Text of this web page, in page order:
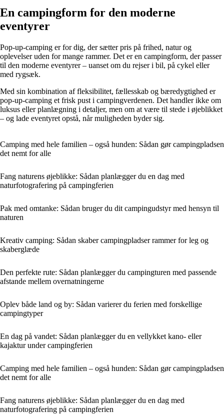
En campingform for den moderne
eventyrer
Pop-up-camping er for dig, der sætter pris på frihed, natur og
oplevelser uden for mange rammer. Det er en campingform, der passer
til den moderne eventyrer – uanset om du rejser i bil, på cykel eller
med rygsæk.
Med sin kombination af fleksibilitet, fællesskab og bæredygtighed er
pop-up-camping et frisk pust i campingverdenen. Det handler ikke om
luksus eller planlægning i detaljer, men om at være til stede i øjeblikket
– og lade eventyret opstå, når muligheden byder sig.
Camping med hele familien – også hunden: Sådan gør campingpladsen
det nemt for alle
Fang naturens øjeblikke: Sådan planlægger du en dag med
naturfotografering på campingferien
Pak med omtanke: Sådan bruger du dit campingudstyr med hensyn til
naturen
Kreativ camping: Sådan skaber campingpladser rammer for leg og
skaberglæde
Den perfekte rute: Sådan planlægger du campingturen med passende
afstande mellem overnatningerne
Oplev både land og by: Sådan varierer du ferien med forskellige
campingtyper
En dag på vandet: Sådan planlægger du en vellykket kano- eller
kajaktur under campingferien
Camping med hele familien – også hunden: Sådan gør campingpladsen
det nemt for alle
Fang naturens øjeblikke: Sådan planlægger du en dag med
naturfotografering på campingferien